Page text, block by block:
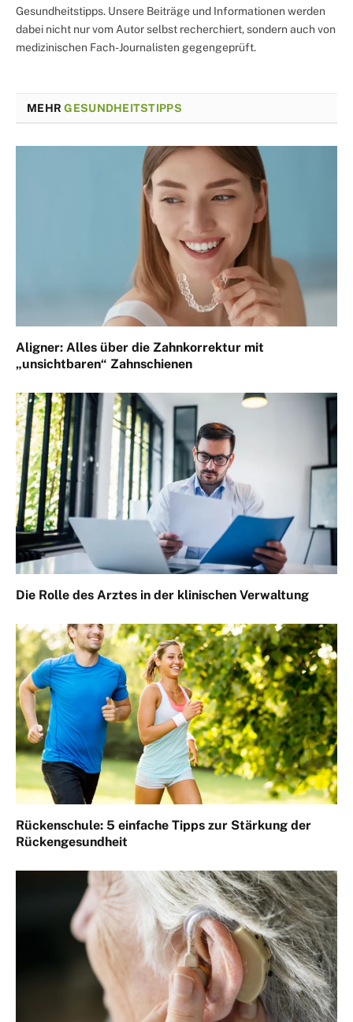
Gesundheitstipps. Unsere Beiträge und Informationen werden
dabei nicht nur vom Autor selbst recherchiert, sondern auch von
medizinischen Fach-Journalisten gegengeprüft.
MEHRGESUNDHEITSTIPPS
Aligner: Alles über die Zahnkorrektur mit
„unsichtbaren“ Zahnschienen
Die Rolle des Arztes in der klinischen Verwaltung
Rückenschule: 5 einfache Tipps zur Stärkung der
Rückengesundheit